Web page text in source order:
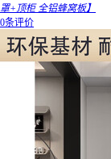
罩+顶柜 全铝蜂窝板】
0条评价